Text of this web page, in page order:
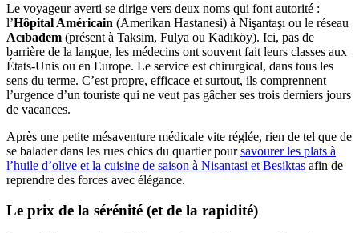
Le voyageur averti se dirige vers deux noms qui font autorité :
l’Hôpital Américain (Amerikan Hastanesi) à Nişantaşı ou le réseau
Acıbadem (présent à Taksim, Fulya ou Kadıköy). Ici, pas de
barrière de la langue, les médecins ont souvent fait leurs classes aux
États-Unis ou en Europe. Le service est chirurgical, dans tous les
sens du terme. C’est propre, efficace et surtout, ils comprennent
l’urgence d’un touriste qui ne veut pas gâcher ses trois derniers jours
de vacances.
Après une petite mésaventure médicale vite réglée, rien de tel que de
se balader dans les rues chics du quartier poursavourer les plats à
l’huile d’olive et la cuisine de saison à Nisantasi et Besiktas afin de
reprendre des forces avec élégance.
Le prix de la sérénité (et de la rapidité)